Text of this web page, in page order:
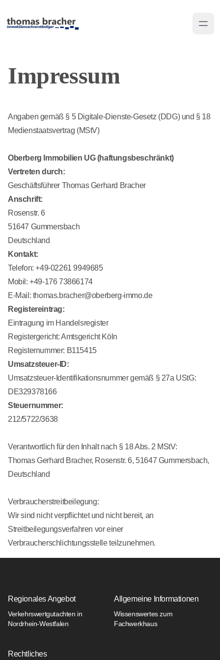
Impressum
Angaben gemäß § 5 Digitale-Dienste-Gesetz (DDG) und § 18
Medienstaatsvertrag (MStV)
Oberberg Immobilien UG (haftungsbeschränkt)
Vertreten durch:
Geschäftsführer Thomas Gerhard Bracher
Anschrift:
Rosenstr. 6
51647 Gummersbach
Deutschland
Kontakt:
Telefon: +49-02261 9949685
Mobil: +49-176 73866174
E-Mail: thomas.bracher@oberberg-immo.de
Registereintrag:
Eintragung im Handelsregister
Registergericht: Amtsgericht Köln
Registernummer: B115415
Umsatzsteuer-ID:
Umsatzsteuer-Identifikationsnummer gemäß § 27a UStG:
DE329378166
Steuernummer:
212/5722/3638
Verantwortlich für den Inhalt nach § 18 Abs. 2 MStV:
Thomas Gerhard Bracher, Rosenstr. 6, 51647 Gummersbach,
Deutschland
Verbraucherstreitbeilegung:
Wir sind nicht verpflichtet und nicht bereit, an
Streitbeilegungsverfahren vor einer
Verbraucherschlichtungsstelle teilzunehmen.
Regionales Angebot
Verkehrswertgutachten in
Nordrhein-Westfalen
Allgemeine Informationen
Wissenswertes zum
Fachwerkhaus
Rechtliches